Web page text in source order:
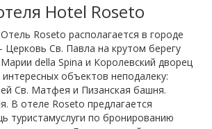
Hotel Roseto
Roseto располагается в городе
Церковь Св. Павла на крутом берегу
della Spina и Королевский дворец
объектов неподалеку:
Св. Матфея и Пизанская башня.
В отеле Roseto предлагается
туристамуслуги по бронированию